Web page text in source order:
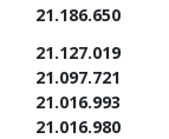
21.186.650
21.127.019
21.097.721
21.016.993
21.016.980